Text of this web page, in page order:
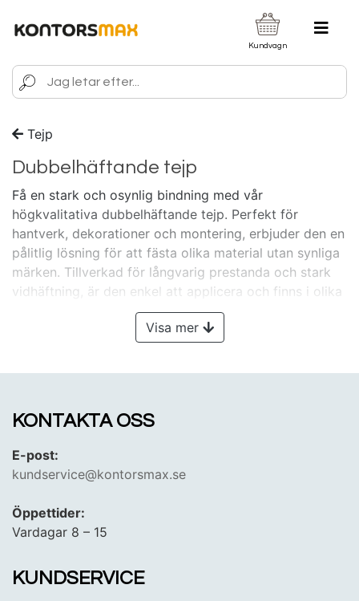
Kundvagn
Tejp
Dubbelhäftande tejp
Få en stark och osynlig bindning med vår
högkvalitativa dubbelhäftande tejp. Perfekt för
hantverk, dekorationer och montering, erbjuder den en
pålitlig lösning för att fästa olika material utan synliga
märken. Tillverkad för långvarig prestanda och stark
vidhäftning, är den enkel att applicera och finns i olika
bredder för att passa dina specifika behov. Idealisk för
både hem och kontor, är vår dubbelhäftande tejp ett
Visa mer
KONTAKTA OSS
E-post:
kundservice@kontorsmax.se
Öppettider:
Vardagar 8 – 15
KUNDSERVICE